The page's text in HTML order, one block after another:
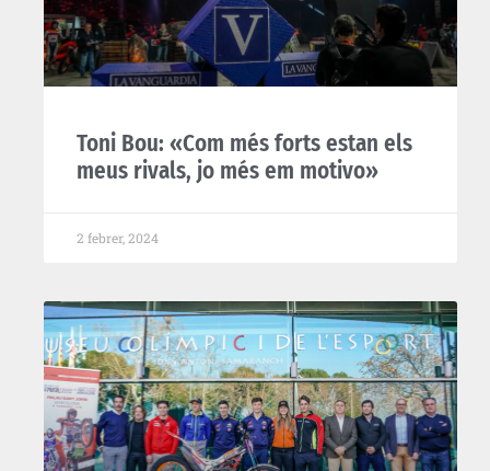
Toni Bou: «Com més forts estan els
meus rivals, jo més em motivo»
2 febrer, 2024